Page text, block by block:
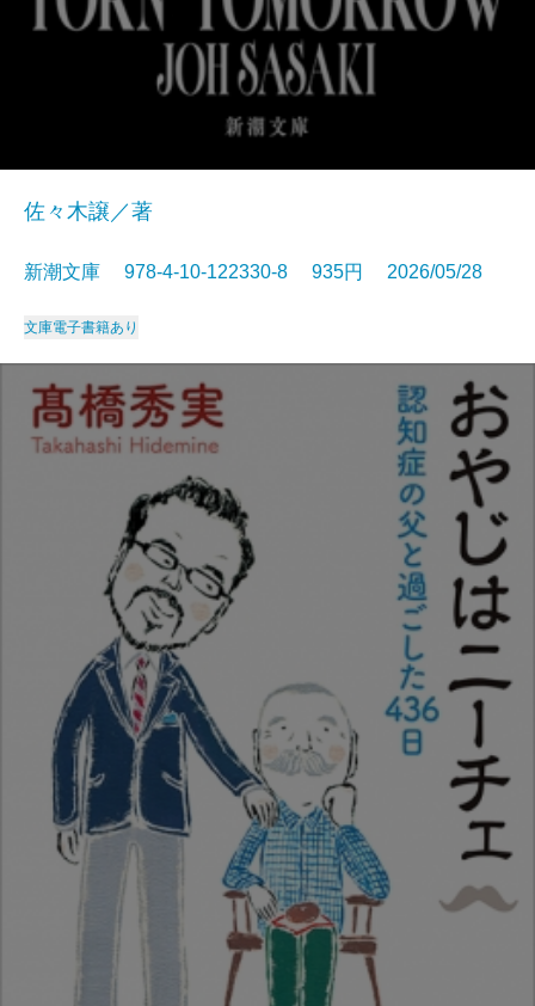
佐々木譲／著
新潮文庫 978-4-10-122330-8 935円 2026/05/28
文庫電子書籍あり